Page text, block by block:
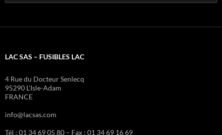
LAC SAS – FUSIBLES LAC
4 Rue du Docteur Senlecq
95290 L’Isle-Adam
FRANCE
info@lacsas.com
Tél : 01 34 69 05 80 – Fax : 01 34 69 16 69